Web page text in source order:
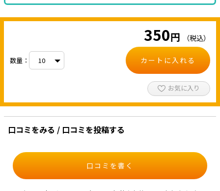
350円 （税込）
数量： カートに入れる
お気に入り
口コミをみる / 口コミを投稿する
口コミを書く